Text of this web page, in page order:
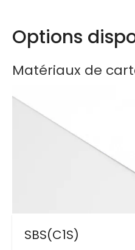
Options
Matériaux de
SBS(C1S)